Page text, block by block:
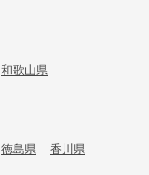
和歌山県
徳島県 香川県